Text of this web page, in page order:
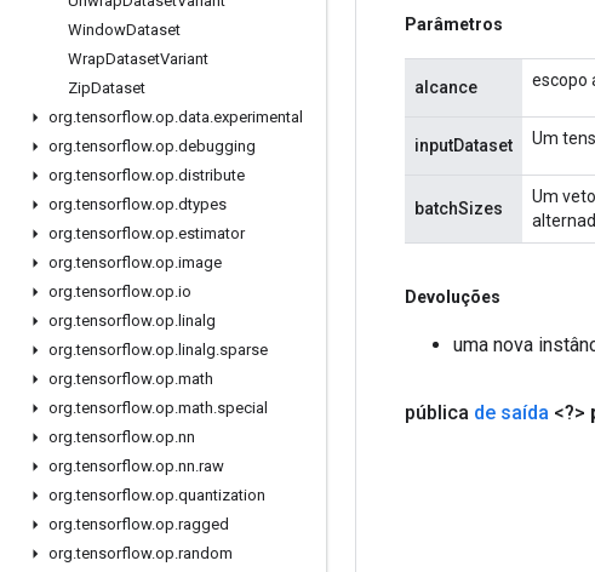
WindowDataset
WrapDatasetVariant
ZipDataset
org.tensorflow.op.data.experimental
org.tensorflow.op.debugging
org.tensorflow.op.distribute
org.tensorflow.op.dtypes
org.tensorflow.op.estimator
org.tensorflow.op.image
org.tensorflow.op.io
org.tensorflow.op. linalg
org.tensorflow.op. linalg.sparse
org.tensorflow.op.math
org.tensorflow.op.math.special
org.tensorflow.op.nn
org.tensorflow.op.nn.raw
org.tensorflow.op.quantization
org.tensorflow.op.ragged
org.tensorflow.op.random
Parâmetros
alcance escopo
inputDataset Um
batchSizes
Um
Devoluções
uma nova
pública de saída <?>